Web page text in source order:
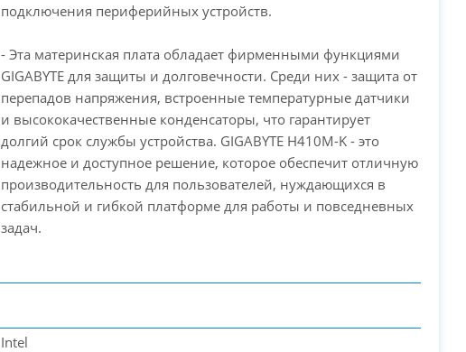
подключения периферийных устройств.
- Эта материнская плата обладает фирменными функциями
GIGABYTE для защиты и долговечности. Среди них - защита от
перепадов напряжения, встроенные температурные датчики
и высококачественные конденсаторы, что гарантирует
долгий срок службы устройства. GIGABYTE H410M-K - это
надежное и доступное решение, которое обеспечит отличную
производительность для пользователей, нуждающихся в
стабильной и гибкой платформе для работы и повседневных
задач.
Intel